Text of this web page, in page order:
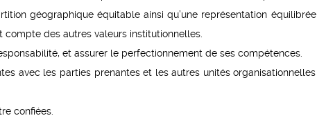
géographique équitable ainsi qu’une représentation équilibrée
des autres valeurs institutionnelles.
et assurer le perfectionnement de ses compétences.
avec les parties prenantes et les autres unités organisationnelles
confiées.